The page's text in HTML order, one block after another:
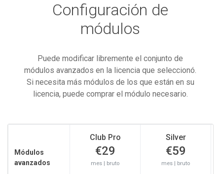
Configuración de
módulos
Puede modificar libremente el conjunto de
módulos avanzados en la licencia que seleccionó.
Si necesita más módulos de los que están en su
licencia, puede comprar el módulo necesario.
Módulos
avanzados
Club Pro
€29
mes | bruto
Silver
€59
mes | bruto